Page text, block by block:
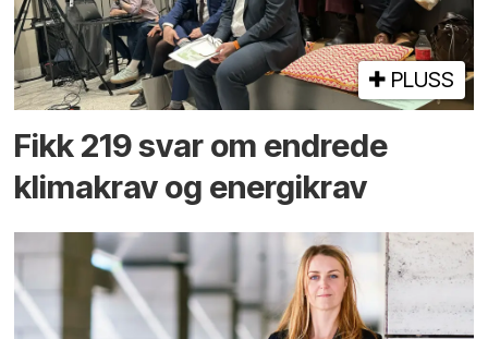
PLUSS
Fikk 219 svar om endrede
klimakrav og energikrav